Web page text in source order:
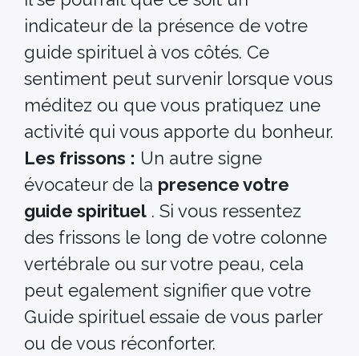
indicateur de la présence de votre
guide spirituel à vos côtés. Ce
sentiment peut survenir lorsque vous
méditez ou que vous pratiquez une
activité qui vous apporte du bonheur.
Les frissons : Un autre signe
évocateur de la presence votre
guide spirituel . Si vous ressentez
des frissons le long de votre colonne
vertébrale ou sur votre peau, cela
peut egalement signifier que votre
Guide spirituel essaie de vous parler
ou de vous réconforter.